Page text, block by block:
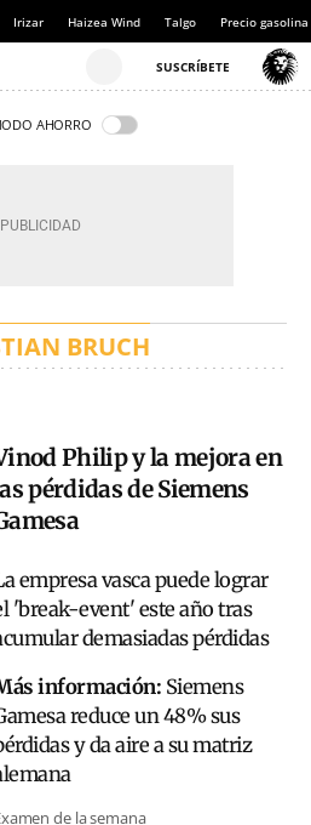
Irizar Haizea Wind Talgo Precio gasolina
AHORRO
BRUCH
Philip y la mejora en
pérdidas de Siemens
empresa vasca puede lograr
'break-event' este año tras
demasiadas pérdidas
información: Siemens
reduce un 48% sus
y da aire a su matriz
de la semana